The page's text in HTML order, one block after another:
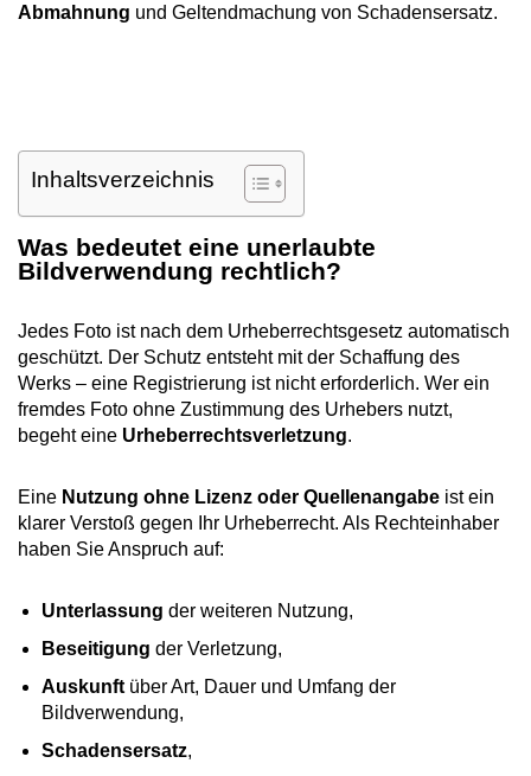
Abmahnung und Geltendmachung von Schadensersatz.
Inhaltsverzeichnis
Was bedeutet eine unerlaubte
Bildverwendung rechtlich?
Jedes Foto ist nach dem Urheberrechtsgesetz automatisch
geschützt. Der Schutz entsteht mit der Schaffung des
Werks – eine Registrierung ist nicht erforderlich. Wer ein
fremdes Foto ohne Zustimmung des Urhebers nutzt,
begeht eine Urheberrechtsverletzung.
Eine Nutzung ohne Lizenz oder Quellenangabe ist ein
klarer Verstoß gegen Ihr Urheberrecht. Als Rechteinhaber
haben Sie Anspruch auf:
Unterlassung der weiteren Nutzung,
Beseitigung der Verletzung,
Auskunft über Art, Dauer und Umfang der
Bildverwendung,
Schadensersatz,